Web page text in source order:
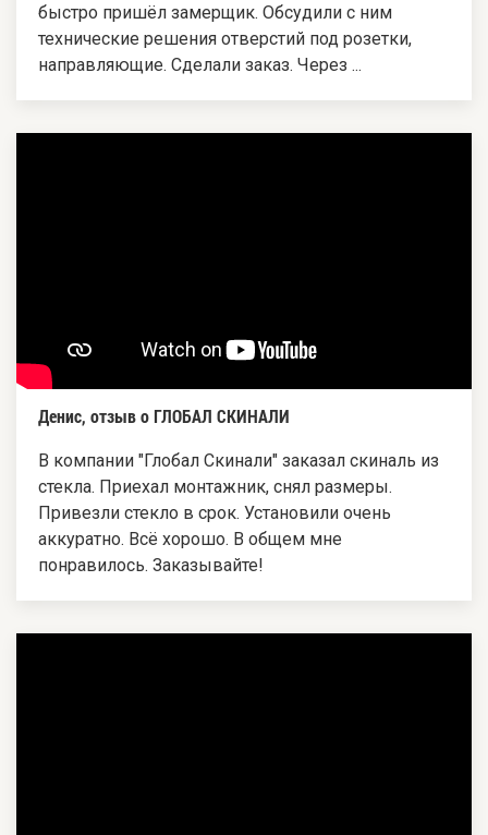
быстро пришёл замерщик. Обсудили с ним
технические решения отверстий под розетки,
направляющие. Сделали заказ. Через ...
Денис, отзыв о ГЛОБАЛ СКИНАЛИ
В компании "Глобал Скинали" заказал скиналь из
стекла. Приехал монтажник, снял размеры.
Привезли стекло в срок. Установили очень
аккуратно. Всё хорошо. В общем мне
понравилось. Заказывайте!